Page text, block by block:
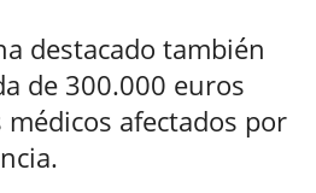
destacado también
de 300.000 euros
afectados por